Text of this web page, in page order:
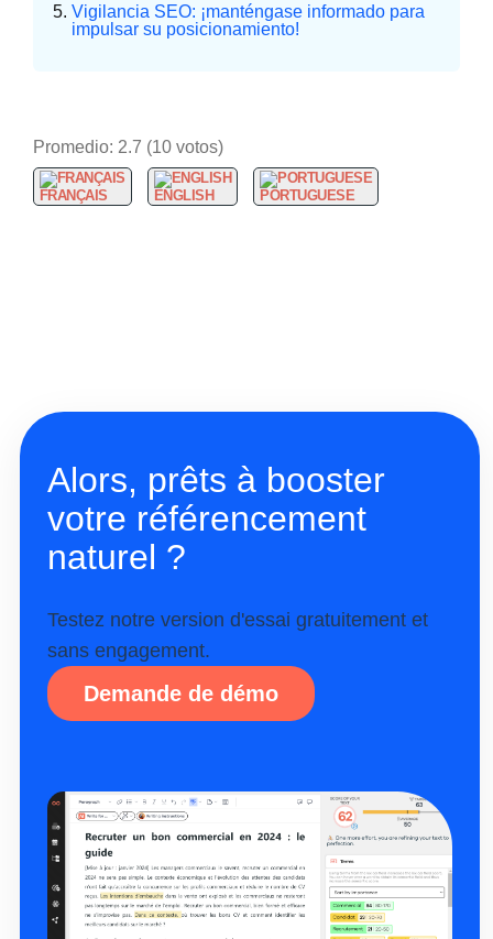
Vigilancia SEO: ¡manténgase informado para
impulsar su posicionamiento!
Promedio: 2.7 (10 votos)
FRANÇAIS ENGLISH PORTUGUESE
Alors, prêts à booster
votre référencement
naturel ?
Testez notre version d'essai gratuitement et
sans engagement.
Demande de démo